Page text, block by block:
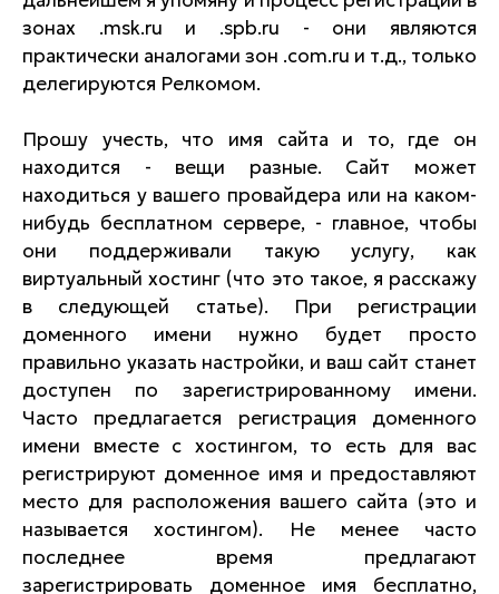
зонах .msk.ru и .spb.ru - они являются
практически аналогами зон .com.ru и т.д., только
делегируются Релкомом.
Прошу учесть, что имя сайта и то, где он
находится - вещи разные. Сайт может
находиться у вашего провайдера или на каком-
нибудь бесплатном сервере, - главное, чтобы
они поддерживали такую услугу, как
виртуальный хостинг (что это такое, я расскажу
в следующей статье). При регистрации
доменного имени нужно будет просто
правильно указать настройки, и ваш сайт станет
доступен по зарегистрированному имени.
Часто предлагается регистрация доменного
имени вместе с хостингом, то есть для вас
регистрируют доменное имя и предоставляют
место для расположения вашего сайта (это и
называется хостингом). Не менее часто
последнее время предлагают
зарегистрировать доменное имя бесплатно,